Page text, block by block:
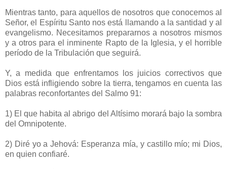
Mientras tanto, para aquellos de nosotros que conocemos al
Señor, el Espíritu Santo nos está llamando a la santidad y al
evangelismo. Necesitamos prepararnos a nosotros mismos
y a otros para el inminente Rapto de la Iglesia, y el horrible
período de la Tribulación que seguirá.
Y, a medida que enfrentamos los juicios correctivos que
Dios está infligiendo sobre la tierra, tengamos en cuenta las
palabras reconfortantes del Salmo 91:
1) El que habita al abrigo del Altísimo morará bajo la sombra
del Omnipotente.
2) Diré yo a Jehová: Esperanza mía, y castillo mío; mi Dios,
en quien confiaré.